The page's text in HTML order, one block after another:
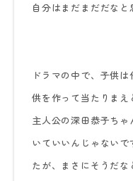
自分はまだまだだなと
ドラマの中で、子供
供を作って当たりまえ
主人公の深田恭子ち
いていいんじゃない
たが、まさにそうだな